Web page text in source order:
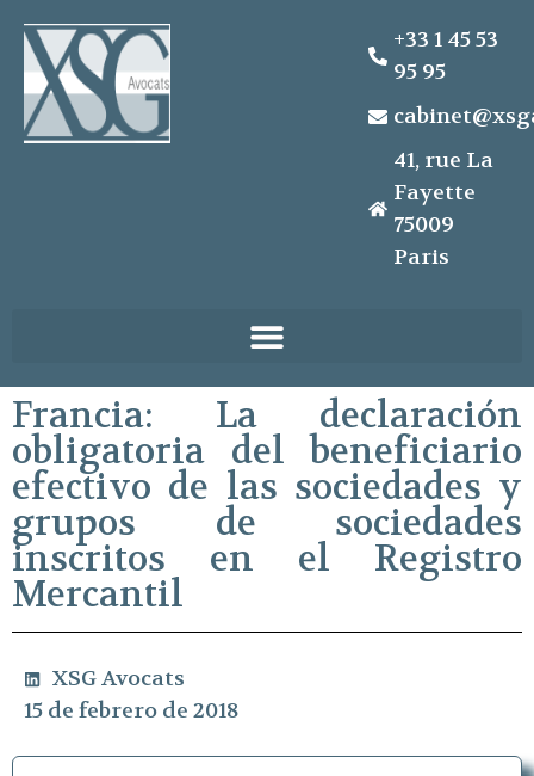
+33 1 45 53
95 95
41, rue La
Fayette
75009
Paris
Francia: La declaración
obligatoria del beneficiario
efectivo de las sociedades y
grupos de sociedades
inscritos en el Registro
Mercantil
XSG Avocats
15 de febrero de 2018